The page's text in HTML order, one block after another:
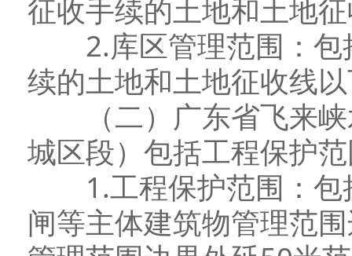
征收手续的土地和土地
2.库区管理范围：包
续的土地和土地征收线
（二）广东省飞来峡
城区段）包括工程保护
1.工程保护范围：包
闸等主体建筑物管理范